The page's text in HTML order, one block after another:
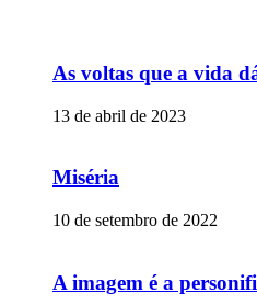
As voltas que a vida
13 de abril de 2023
Miséria
10 de setembro de 2022
A imagem é a